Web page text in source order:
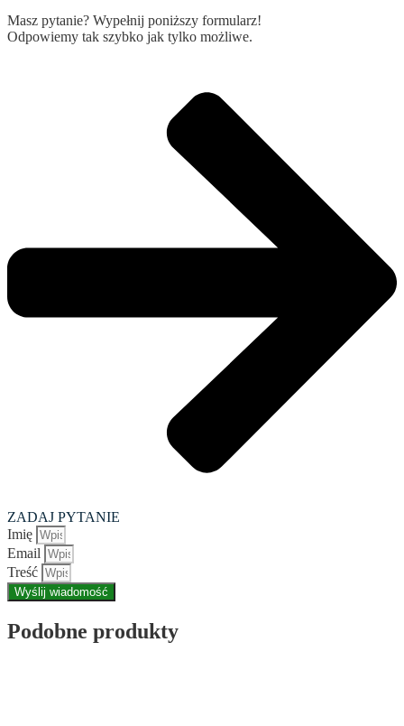
Masz pytanie? Wypełnij poniższy formularz!
Odpowiemy tak szybko jak tylko możliwe.
ZADAJ PYTANIE
Imię
Email
Treść
Wyślij wiadomość
Podobne produkty